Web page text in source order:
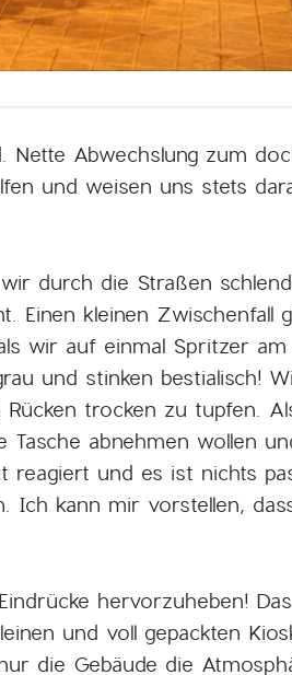
Nette Abwechslung zum
und weisen uns stets
durch die Straßen
Einen kleinen Zwischenfall
wir auf einmal Spritzer
und stinken bestialisch!
trocken zu tupfen.
abnehmen wollen
reagiert und es ist nichts
Ich kann mir vorstellen,
hervorzuheben! Das
und voll gepackten
die Gebäude die